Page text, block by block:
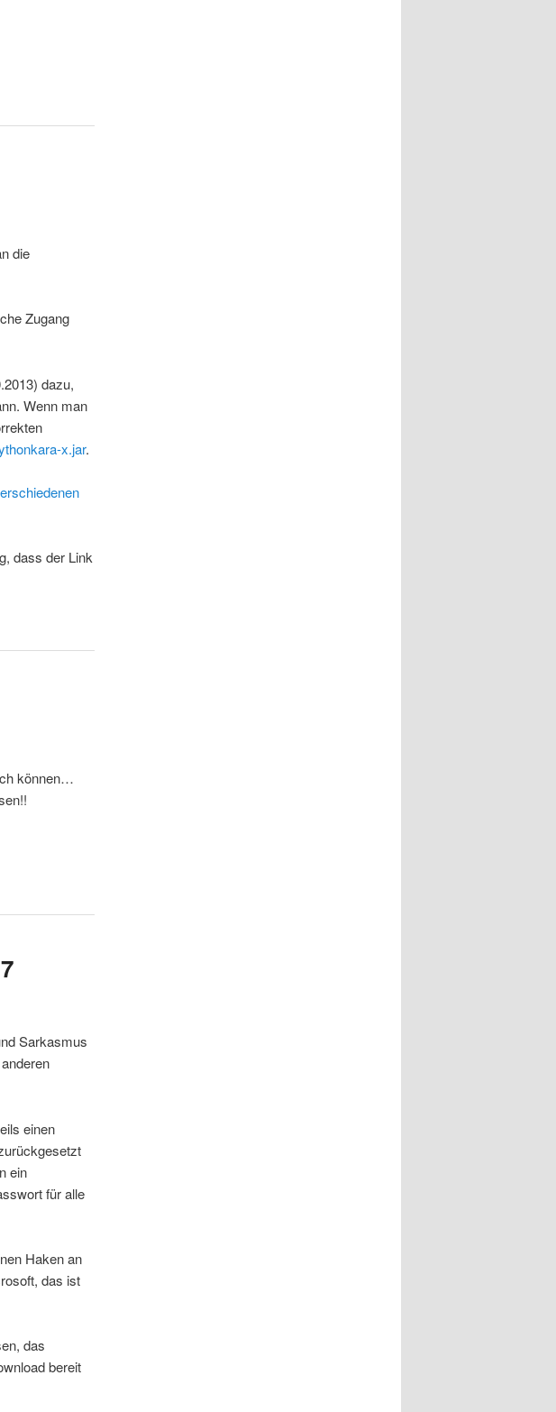
die
Zugang
dazu,
Wenn man
x.jar.
dass der Link
können…
Sarkasmus
einen
ein
für alle
Haken an
das ist
das
bereit